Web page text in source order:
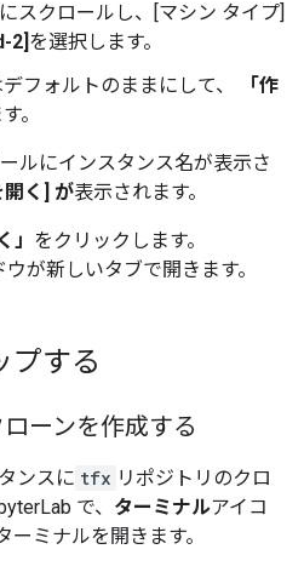
スクロールし、[マシン タイプ]
2] を選択します。
フォルトのままにして、
「作
。
ルにインスタンス名が表示さ
く] が表示されます。
」 をクリックします。
が新しいタブで開きます。
プする
ーンを作成する
ンスに tfx リポジトリのクロ
で、 ターミナルアイコ
ミナルを開きます。